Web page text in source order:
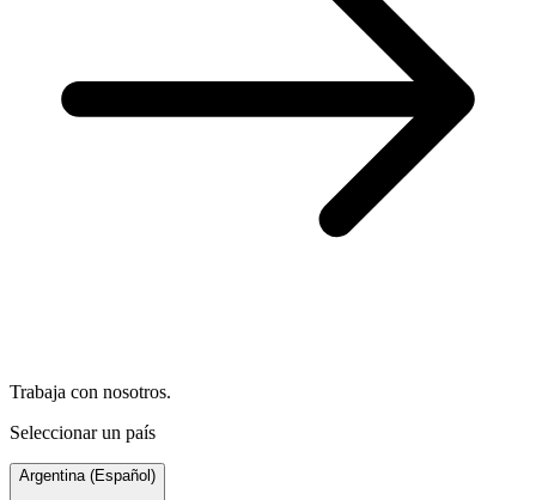
Trabaja con nosotros.
Seleccionar un país
Argentina (Español)